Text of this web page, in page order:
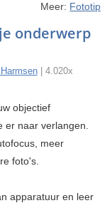
Meer: Fototip
onderwerp
| 4.020x
objectief
er naar verlangen.
meer
foto's.
apparatuur en leer